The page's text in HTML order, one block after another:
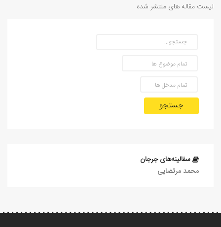
لیست مقاله های منتشر شده
جستجو
سفالینه‌های جرجان
محمد مرتضایی